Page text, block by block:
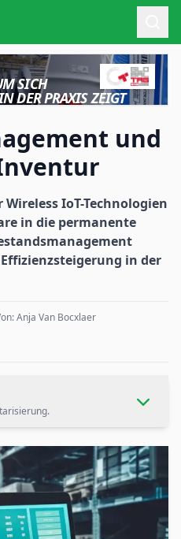
SICH
DER PRAXIS ZEIGT
und
IoT-Technologien
in die permanente
in der
Anja Van Bocxlaer